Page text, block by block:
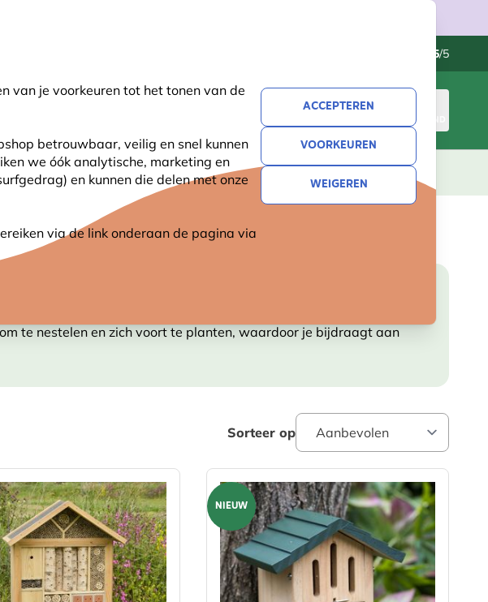
van je voorkeuren tot het tonen van de
betrouwbaar, veilig en snel kunnen
we óók analytische, marketing en
en kunnen die delen met onze
via de link onderaan de pagina via
ACCEPTEREN
VOORKEUREN
WEIGEREN
4.5/5
WINKELMAND
NATUURBELEVING CADEAUS NIEUW SALE
te nestelen en zich voort te planten, waardoor je bijdraagt aan
Sorteer op
NIEUW